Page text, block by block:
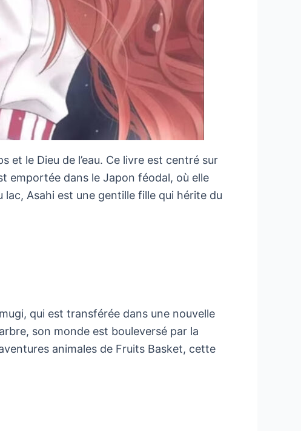
et le Dieu de l’eau. Ce livre est centré sur
emportée dans le Japon féodal, où elle
Asahi est une gentille fille qui hérite du
qui est transférée dans une nouvelle
son monde est bouleversé par la
animales de Fruits Basket, cette